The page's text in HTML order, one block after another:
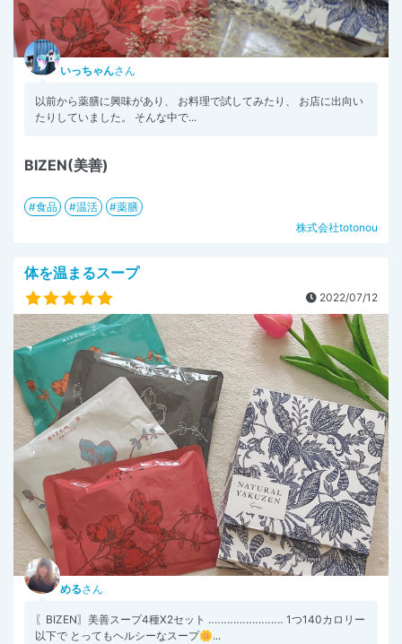
いっちゃんさん
以前から薬膳に興味があり、 お料理で試してみたり、 お店に出向い
たりしていました。 そんな中で...
BIZEN(美善)
食品 温活
薬膳
株式会社totonou
体を温まるスープ
2022/07/12
めるさん
〖BIZEN〗美善スープ4種X2セット ‥‥‥‥‥‥‥‥‥‥‥‥ 1つ140カロリー
以下で とってもヘルシーなスープ🌼...